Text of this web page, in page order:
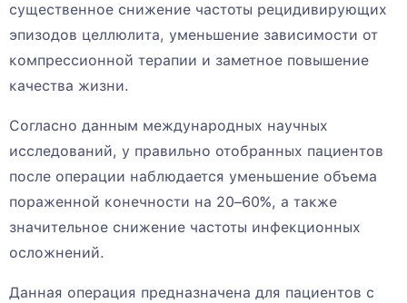
существенное снижение частоты рецидивирующих
эпизодов целлюлита, уменьшение зависимости от
компрессионной терапии и заметное повышение
качества жизни.
Согласно данным международных научных
исследований, у правильно отобранных пациентов
после операции наблюдается уменьшение объема
пораженной конечности на 20–60%, а также
значительное снижение частоты инфекционных
осложнений.
Данная операция предназначена для пациентов с